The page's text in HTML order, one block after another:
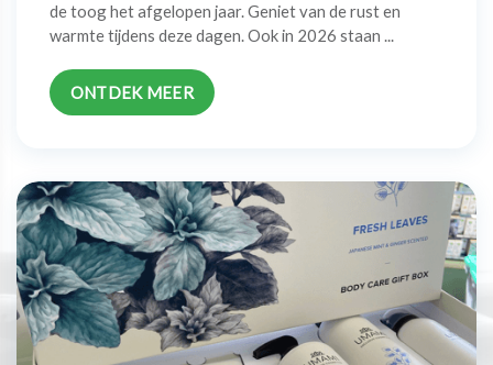
de toog het afgelopen jaar. Geniet van de rust en
warmte tijdens deze dagen. Ook in 2026 staan ...
ONTDEK MEER